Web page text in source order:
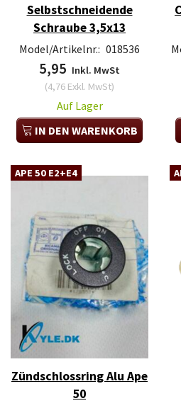
Selbstschneidende
Schraube 3,5x13
Model/Artikelnr.: 018536
5,95 Inkl. MwSt
(4,76 Exkl. MwSt)
Auf Lager
IN DEN WARENKORB
APE 50 E2+E4
Zündschlossring Alu Ape
50